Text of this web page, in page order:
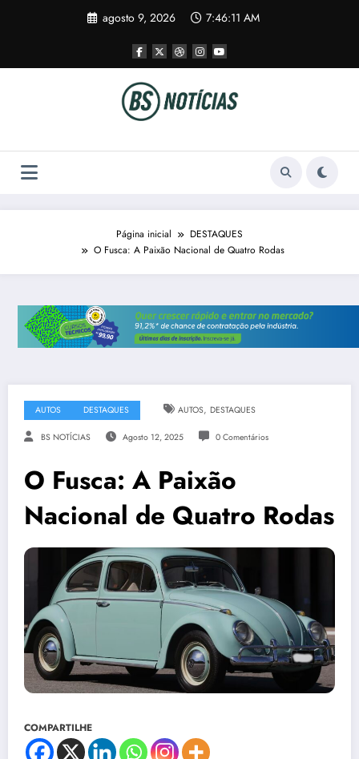
agosto 9, 2026 7:46:11 AM
Página inicial
DESTAQUES
O Fusca: A Paixão Nacional de Quatro Rodas
AUTOS DESTAQUES AUTOS, DESTAQUES
BS NOTÍCIAS Agosto 12, 2025 0 Comentários
O Fusca: A Paixão
Nacional de Quatro Rodas
COMPARTILHE